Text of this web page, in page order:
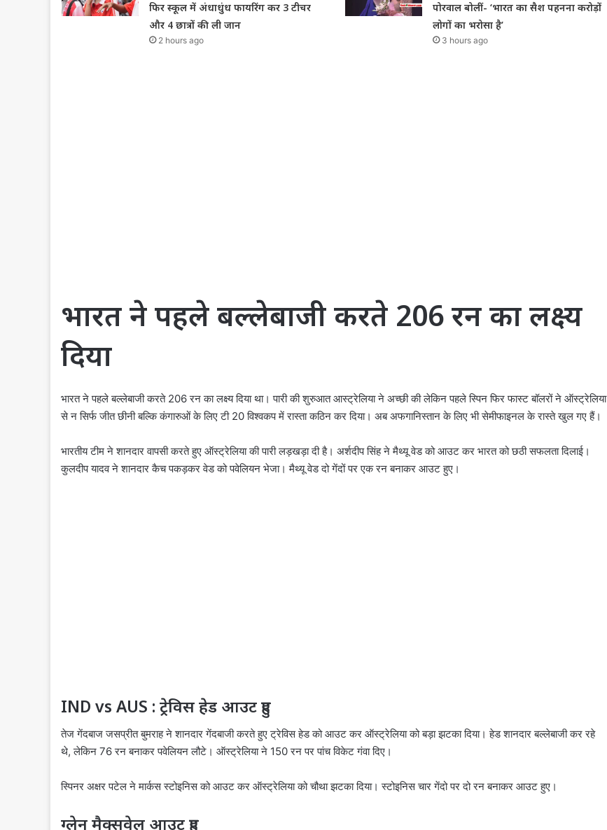
फिर स्कूल में अंधाधुंध फायरिंग कर 3 टीचर
और 4 छात्रों की ली जान
2 hours ago
पोरवाल बोलीं- ‘भारत का सैश पहनना करोड़ों
लोगों का भरोसा है’
3 hours ago
भारत ने पहले बल्लेबाजी करते 206 रन का लक्ष्य
दिया
भारत ने पहले बल्लेबाजी करते 206 रन का लक्ष्य दिया था। पारी की शुरुआत आस्ट्रेलिया ने अच्छी की लेकिन पहले स्पिन फिर फास्ट बॉलरों ने ऑस्ट्रेलिया
से न सिर्फ जीत छीनी बल्कि कंगारुओं के लिए टी 20 विश्वकप में रास्ता कठिन कर दिया। अब अफगानिस्तान के लिए भी सेमीफाइनल के रास्ते खुल गए हैं।
भारतीय टीम ने शानदार वापसी करते हुए ऑस्ट्रेलिया की पारी लड़खड़ा दी है। अर्शदीप सिंह ने मैथ्यू वेड को आउट कर भारत को छठी सफलता दिलाई।
कुलदीप यादव ने शानदार कैच पकड़कर वेड को पवेलियन भेजा। मैथ्यू वेड दो गेंदों पर एक रन बनाकर आउट हुए।
IND vs AUS : ट्रेविस हेड आउट हुए
तेज गेंदबाज जसप्रीत बुमराह ने शानदार गेंदबाजी करते हुए ट्रेविस हेड को आउट कर ऑस्ट्रेलिया को बड़ा झटका दिया। हेड शानदार बल्लेबाजी कर रहे
थे, लेकिन 76 रन बनाकर पवेलियन लौटे। ऑस्ट्रेलिया ने 150 रन पर पांच विकेट गंवा दिए।
स्पिनर अक्षर पटेल ने मार्कस स्टोइनिस को आउट कर ऑस्ट्रेलिया को चौथा झटका दिया। स्टोइनिस चार गेंदो पर दो रन बनाकर आउट हुए।
ग्लेन मैक्सवेल आउट हुए